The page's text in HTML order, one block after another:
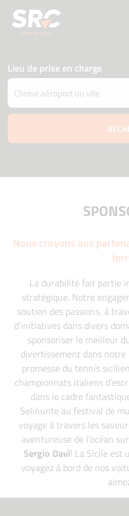
Lieu de prise en charge
Restituer la voiture à un
Date et heure de retrait et
Nous croyons aux
La durabilité fait partie
stratégique. Notre
soutien des passions, à
d’initiatives dans divers
sponsoriser le meilleur
divertissement dans
promesse du tennis
championnats italiens
dans le cadre
Selinunte au festival de
voyage à travers les
aventureuse de l’océan
Sergio Davì! La Sicile est
voyagez à bord de nos